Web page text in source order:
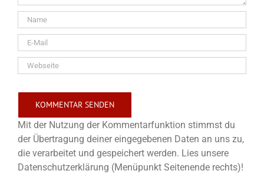
Mit der Nutzung der Kommentarfunktion stimmst du
der Übertragung deiner eingegebenen Daten an uns zu,
die verarbeitet und gespeichert werden. Lies unsere
Datenschutzerklärung (Menüpunkt Seitenende rechts)!